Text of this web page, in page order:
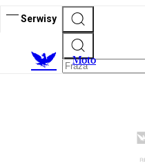
Serwisy
Moto